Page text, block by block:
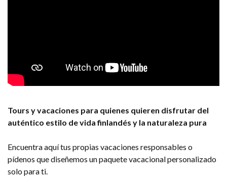
Tours y vacaciones para quienes quieren disfrutar del
auténtico estilo de vida finlandés y la naturaleza pura
Encuentra aquí tus propias vacaciones responsables o
pídenos que diseñemos un paquete vacacional personalizado
solo para ti.